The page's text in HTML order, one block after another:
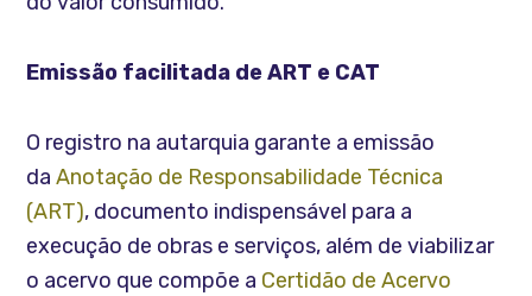
Emissão facilitada de ART e CAT
O registro na autarquia garante a emissão
daAnotação de Responsabilidade Técnica
(ART), documento indispensável para a
execução de obras e serviços, além de viabilizar
o acervo que compõe a Certidão de Acervo